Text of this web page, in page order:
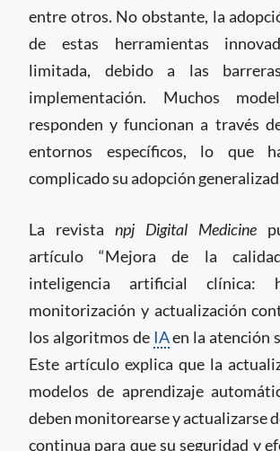
entre otros. No obstante, la
de estas herramientas
limitada, debido a las
implementación. Muchos
responden y funcionan a través
entornos específicos, lo que
complicado su adopción
La revista npj Digital Medicine
artículo “Mejora de la
inteligencia artificial clínica:
monitorización y actualización
los algoritmos de IAen la atención
Este artículo explica que la
modelos de aprendizaje
deben monitorearse y actualizarse
continua para que su seguridad y